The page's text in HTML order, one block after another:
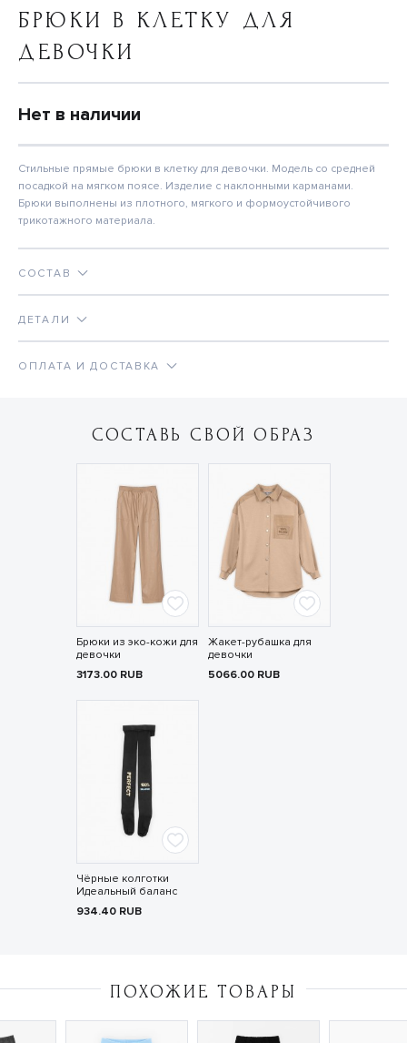
БРЮКИ В КЛЕТКУ ДЛЯ
ДЕВОЧКИ
Нет в наличии
Стильные прямые брюки в клетку для девочки. Модель со средней
посадкой на мягком поясе. Изделие с наклонными карманами.
Брюки выполнены из плотного, мягкого и формоустойчивого
трикотажного материала.
СОСТАВ
ДЕТАЛИ
ОПЛАТА И ДОСТАВКА
СОСТАВЬ СВОЙ ОБРАЗ
Брюки из эко-кожи для
девочки
3173.00 RUB
Жакет-рубашка для
девочки
5066.00 RUB
Чёрные колготки
Идеальный баланс
934.40 RUB
ПОХОЖИЕ ТОВАРЫ